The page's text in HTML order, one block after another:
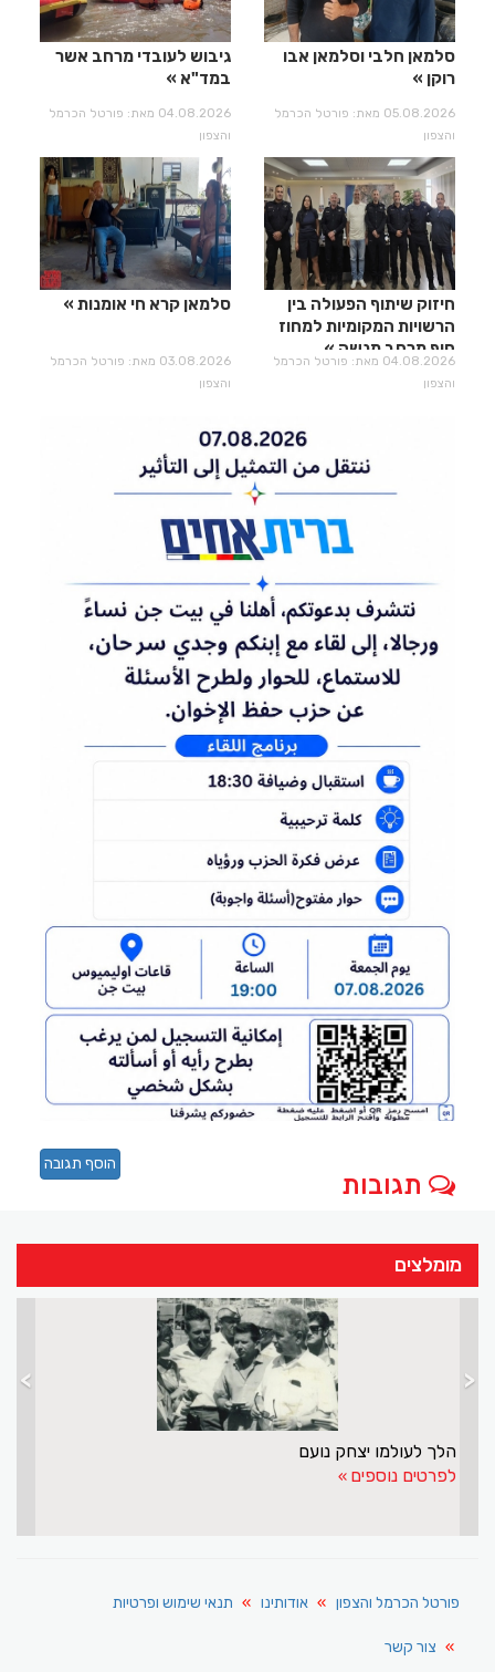
סלמאן חלבי וסלמאן אבו
רוקן
05.08.2026 מאת: פורטל הכרמל
והצפון
גיבוש לעובדי מרחב אשר
במד"א
04.08.2026 מאת: פורטל הכרמל
והצפון
חיזוק שיתוף הפעולה בין
הרשויות המקומיות למחוז
חוף מרחב מנשה
04.08.2026 מאת: פורטל הכרמל
והצפון
סלמאן קרא חי אומנות
03.08.2026 מאת: פורטל הכרמל
והצפון
תגובות
הוסף תגובה
מומלצים
הלך לעולמו יצחק נועם
לפרטים נוספים
> <
פורטל הכרמל והצפון אודותינו תנאי שימוש ופרטיות
צור קשר